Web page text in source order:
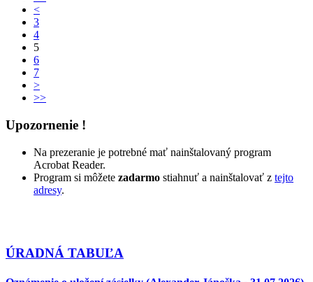
<
3
4
5
6
7
>
>>
Upozornenie !
Na prezeranie je potrebné mať nainštalovaný program
Acrobat Reader.
Program si môžete zadarmo stiahnuť a nainštalovať z tejto
adresy.
ÚRADNÁ TABUĽA